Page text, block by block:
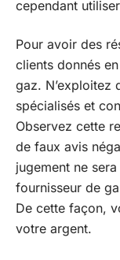
cependant
Pour avoir des
clients donnés
gaz. N’exploitez
spécialisés et
Observez cette
de faux avis
jugement ne
fournisseur de
De cette façon,
votre argent.